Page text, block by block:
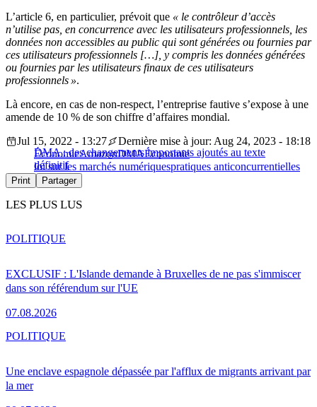
L’article 6, en particulier, prévoit que « le contrôleur d’accès
n’utilise pas, en concurrence avec les utilisateurs professionnels, les
données non accessibles au public qui sont générées ou fournies par
ces utilisateurs professionnels […], y compris les données générées
ou fournies par les utilisateurs finaux de ces utilisateurs
professionnels ».
Là encore, en cas de non-respect, l’entreprise fautive s’expose à une
amende de 10 % de son chiffre d’affaires mondial.
DMA : des changements importants ajoutés au texte
définitif
Jul 15, 2022 - 13:27
Dernière mise à jour: Aug 24, 2023 - 18:18
ÉconomieAmazonDMAÉconomie
loi sur les marchés numériquespratiques anticoncurrentielles
Print Partager
LES PLUS LUS
EXCLUSIF : L'Islande demande à Bruxelles de ne pas s'immiscer
dans son référendum sur l'UE
07.08.2026
POLITIQUE
Une enclave espagnole dépassée par l'afflux de migrants arrivant par
la mer
POLITIQUE